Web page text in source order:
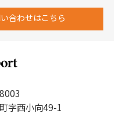
字西小向49-1
合わせはこちら